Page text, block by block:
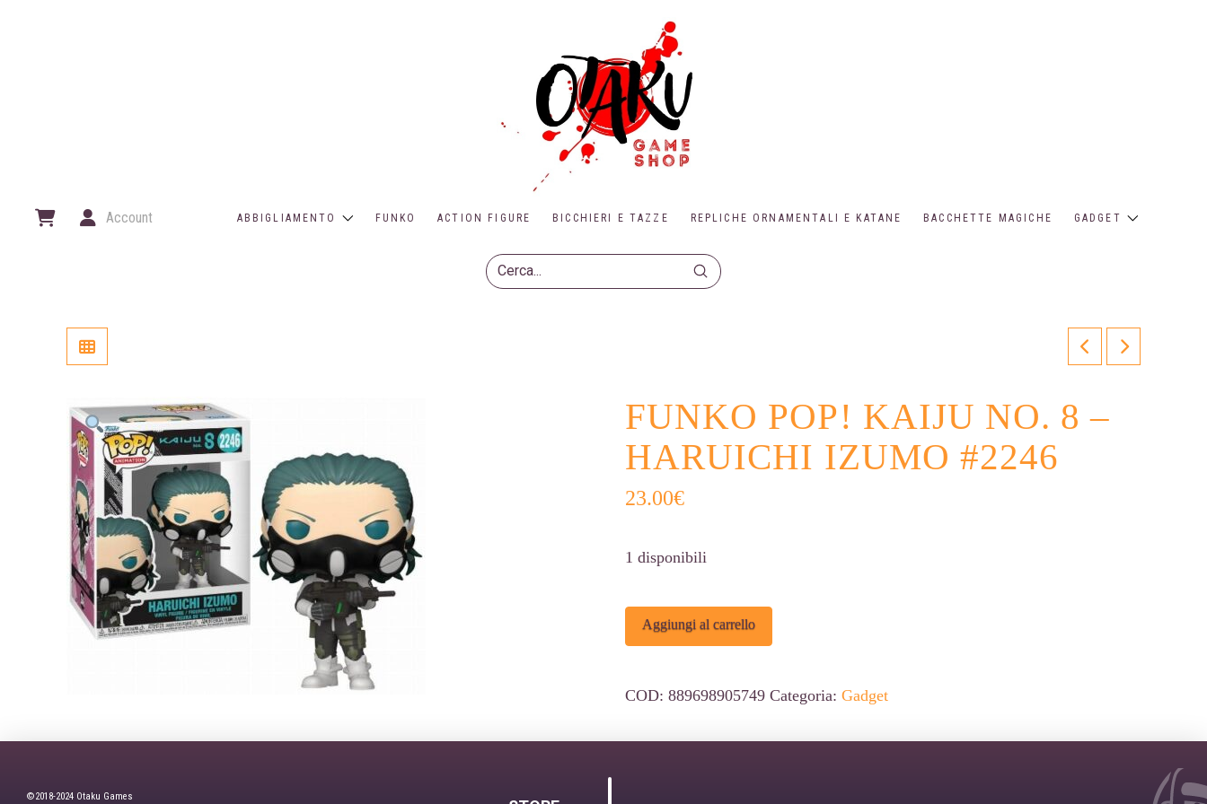
Account ABBIGLIAMENTO FUNKO ACTION FIGURE BICCHIERI E TAZZE REPLICHE ORNAMENTALI E KATANE BACCHETTE MAGICHE GADGET
Search
Submit
FUNKO POP! KAIJU NO. 8 –
HARUICHI IZUMO #2246
23.00€
1 disponibili
Funko
POP!
No.
Aggiungi al carrello
COD: 889698905749 Categoria: Gadget
©2018-2024 Otaku Games